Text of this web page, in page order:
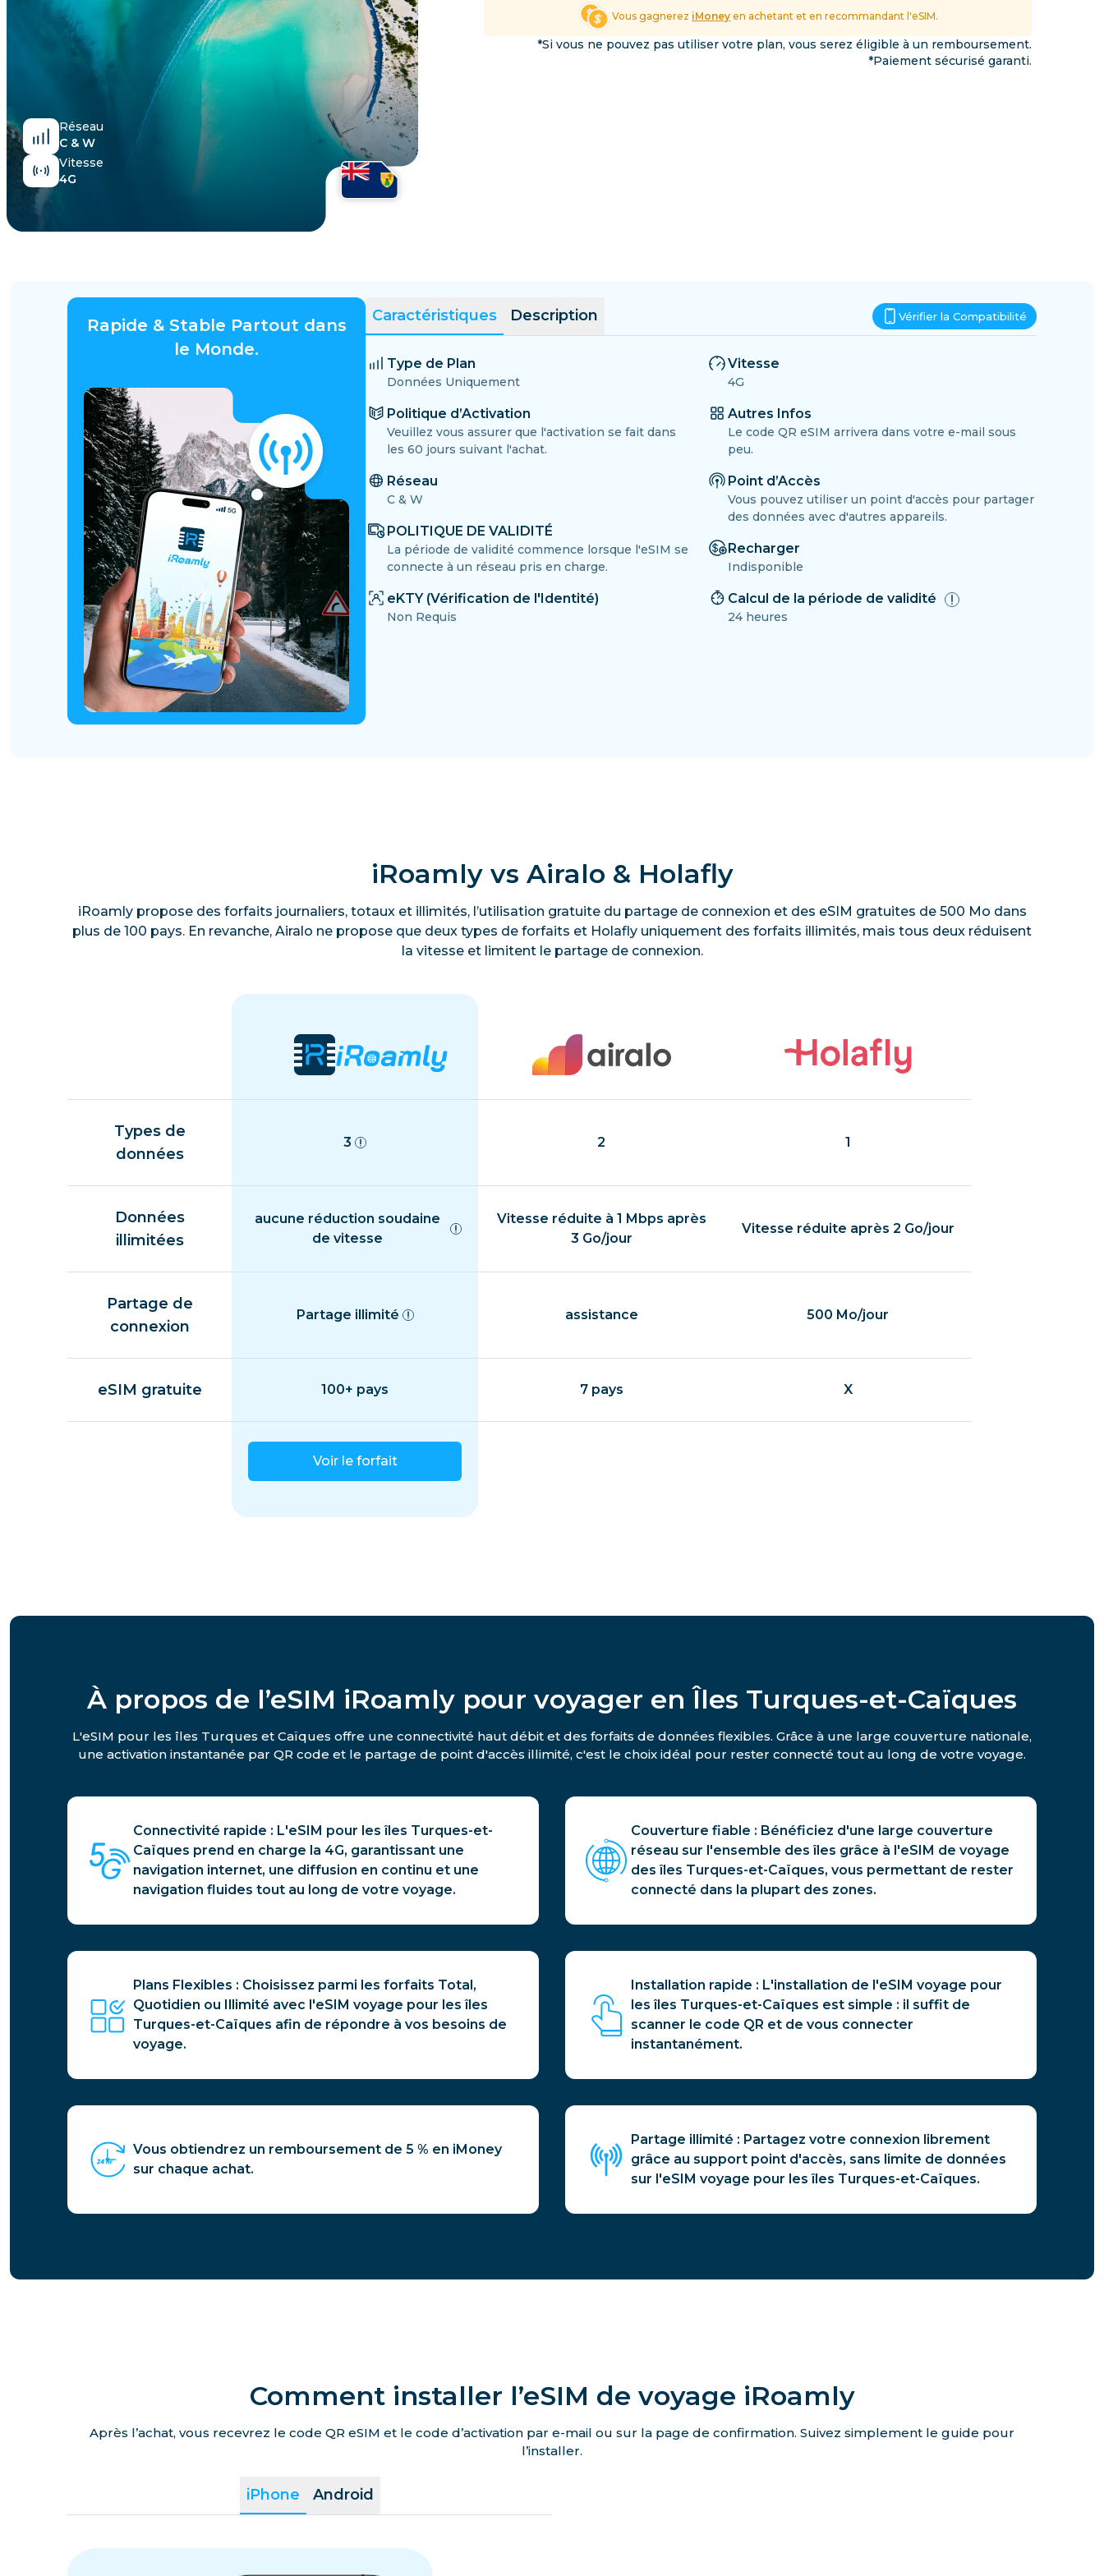
Explorer toutes les destinations
Réseau
C & W
Vitesse
4G
Vous gagnerez iMoney en achetant et en recommandant l'eSIM.
*Si vous ne pouvez pas utiliser votre plan, vous serez éligible à un remboursement.
*Paiement sécurisé garanti.
Rapide & Stable Partout dans
le Monde.
Caractéristiques Description Vérifier la Compatibilité
Type de Plan
Données Uniquement
Politique d’Activation
Veuillez vous assurer que l'activation se fait dans
les 60 jours suivant l'achat.
Réseau
C & W
POLITIQUE DE VALIDITÉ
La période de validité commence lorsque l'eSIM se
connecte à un réseau pris en charge.
eKTY (Vérification de l'Identité)
Non Requis
Vitesse
4G
Autres Infos
Le code QR eSIM arrivera dans votre e-mail sous
peu.
Point d’Accès
Vous pouvez utiliser un point d'accès pour partager
des données avec d'autres appareils.
Recharger
Indisponible
Calcul de la période de validité
24 heures
iRoamly vs Airalo & Holafly
iRoamly propose des forfaits journaliers, totaux et illimités, l’utilisation gratuite du partage de connexion et des eSIM gratuites de 500 Mo dans
plus de 100 pays. En revanche, Airalo ne propose que deux types de forfaits et Holafly uniquement des forfaits illimités, mais tous deux réduisent
la vitesse et limitent le partage de connexion.
Types de
données
3 2 1
Données
illimitées
aucune réduction soudaine
de vitesse
Vitesse réduite à 1 Mbps après
3 Go/jour
Vitesse réduite après 2 Go/jour
Partage de
connexion
Partage illimité assistance 500 Mo/jour
eSIM gratuite 100+ pays 7 pays X
Voir le forfait
À propos de l’eSIM iRoamly pour voyager en Îles Turques-et-Caïques
L'eSIM pour les îles Turques et Caïques offre une connectivité haut débit et des forfaits de données flexibles. Grâce à une large couverture nationale,
une activation instantanée par QR code et le partage de point d'accès illimité, c'est le choix idéal pour rester connecté tout au long de votre voyage.
Connectivité rapide : L'eSIM pour les îles Turques-et-
Caïques prend en charge la 4G, garantissant une
navigation internet, une diffusion en continu et une
navigation fluides tout au long de votre voyage.
Couverture fiable : Bénéficiez d'une large couverture
réseau sur l'ensemble des îles grâce à l'eSIM de voyage
des îles Turques-et-Caïques, vous permettant de rester
connecté dans la plupart des zones.
Plans Flexibles : Choisissez parmi les forfaits Total,
Quotidien ou Illimité avec l'eSIM voyage pour les îles
Turques-et-Caïques afin de répondre à vos besoins de
voyage.
Installation rapide : L'installation de l'eSIM voyage pour
les îles Turques-et-Caïques est simple : il suffit de
scanner le code QR et de vous connecter
instantanément.
Vous obtiendrez un remboursement de 5 % en iMoney
sur chaque achat.
Partage illimité : Partagez votre connexion librement
grâce au support point d'accès, sans limite de données
sur l'eSIM voyage pour les îles Turques-et-Caïques.
Comment installer l’eSIM de voyage iRoamly
Après l’achat, vous recevrez le code QR eSIM et le code d’activation par e-mail ou sur la page de confirmation. Suivez simplement le guide pour
l’installer.
iPhone Android